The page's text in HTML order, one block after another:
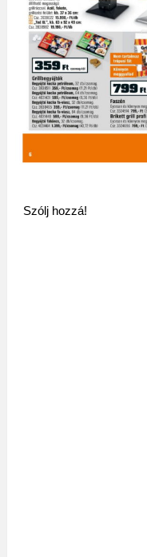
Szólj hozzá!